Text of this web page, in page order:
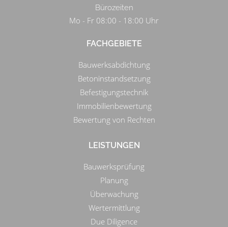
Bürozeiten
Mo - Fr 08:00 - 18:00 Uhr
FACHGEBIETE
Bauwerksabdichtung
Betoninstandsetzung
Befestigungstechnik
Immobilienbewertung
Bewertung von Rechten
LEISTUNGEN
Bauwerksprüfung
Planung
Überwachung
Wertermittlung
Due Diligence